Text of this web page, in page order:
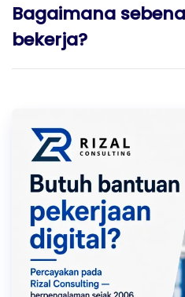
Bagaimana
bekerja?